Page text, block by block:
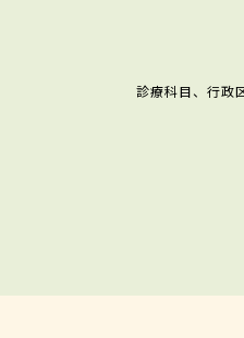
診療科目、行政